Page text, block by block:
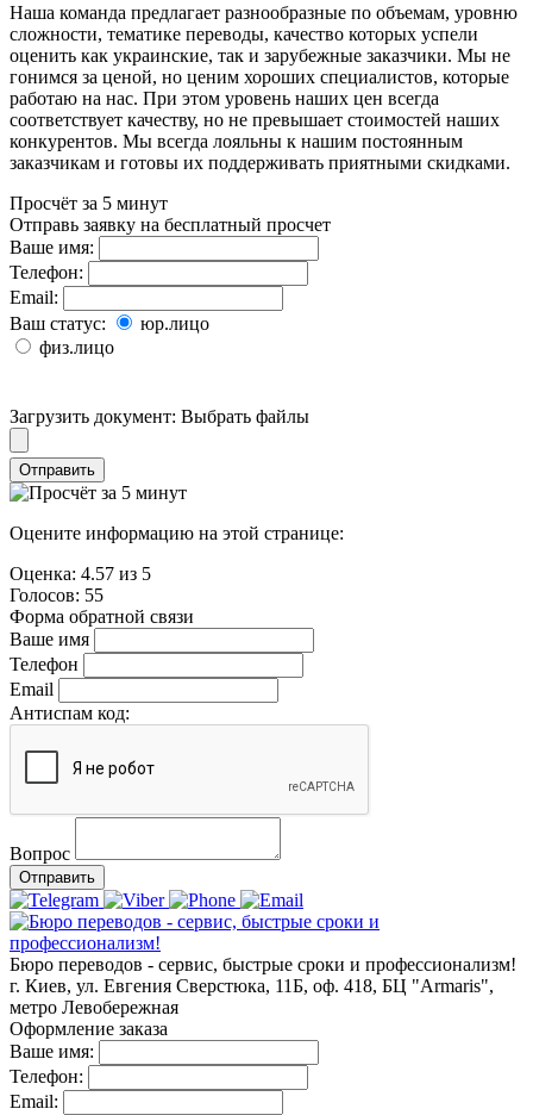
Наша команда предлагает разнообразные по объемам, уровню
сложности, тематике переводы, качество которых успели
оценить как украинские, так и зарубежные заказчики. Мы не
гонимся за ценой, но ценим хороших специалистов, которые
работаю на нас. При этом уровень наших цен всегда
соответствует качеству, но не превышает стоимостей наших
конкурентов. Мы всегда лояльны к нашим постоянным
заказчикам и готовы их поддерживать приятными скидками.
Просчёт за 5 минут
Отправь заявку на бесплатный просчет
Ваше имя:
Телефон:
Email:
Ваш статус:
юр.лицо
физ.лицо
Загрузить документ: Выбрать файлы
Отправить
Оцените информацию на этой странице:
Оценка: 4.57 из 5
Голосов: 55
Форма обратной связи
Ваше имя
Телефон
Email
Антиспам код:
Вопрос
Отправить
Бюро переводов - сервис, быстрые сроки и профессионализм!
г. Киев, ул. Евгения Сверстюка, 11Б, оф. 418, БЦ "Armaris",
метро Левобережная
Оформление заказа
Ваше имя:
Телефон:
Email: